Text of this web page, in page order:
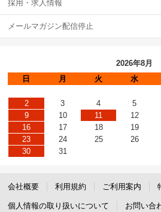
採用・求人情報
メールマガジン配信停止
2026年8月
日
月 火 水
2
3 4 5
9
10 11 12
16
17 18 19
23
24 25 26
30
31
会社概要 利用規約 ご利用案内
個人情報の取り扱いについて お問い合